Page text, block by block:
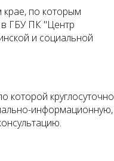
по которым
в ГБУ ПК "Центр
и социальной
которой круглосуточно
информационную,